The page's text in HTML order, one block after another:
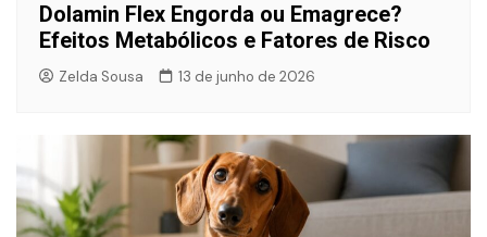
Dolamin Flex Engorda ou Emagrece?
Efeitos Metabólicos e Fatores de Risco
Zelda Sousa 13 de junho de 2026